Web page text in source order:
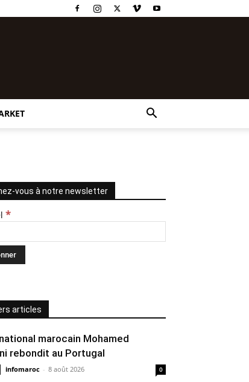
vous à notre newsletter
*
articles
marocain Mohamed
rebondit au Portugal
infomaroc - 8 août 2026 0